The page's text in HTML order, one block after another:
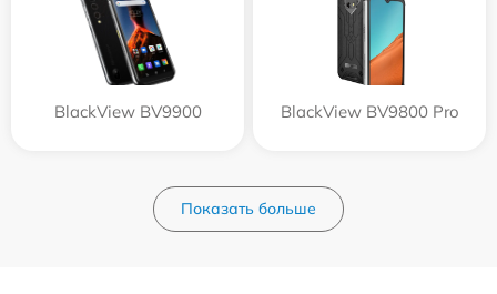
BlackView BV9900 BlackView BV9800 Pro
Показать больше